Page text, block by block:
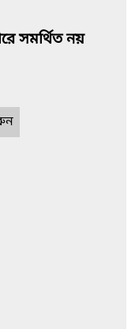
সমর্থিত নয়